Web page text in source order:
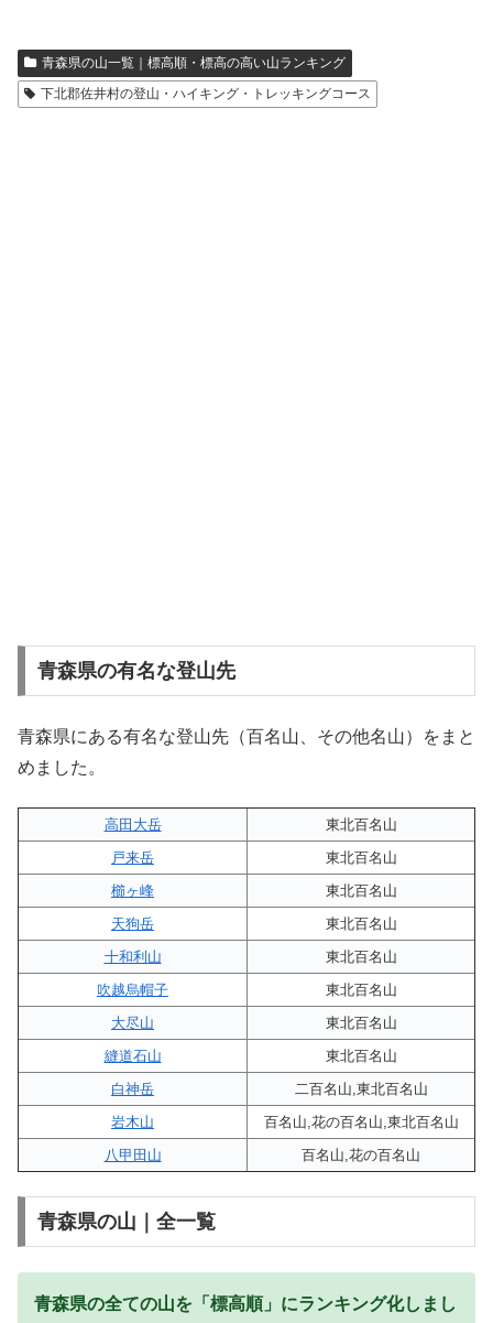
青森県の山一覧｜標高順・標高の高い山ランキング
下北郡佐井村の登山・ハイキング・トレッキングコース
青森県の有名な登山先
青森県にある有名な登山先（百名山、その他名山）をまと
めました。
高田大岳
東北百名山
戸来岳
東北百名山
櫛ヶ峰
東北百名山
天狗岳
東北百名山
十和利山
東北百名山
吹越烏帽子
東北百名山
大尽山
東北百名山
縫道石山
東北百名山
白神岳
二百名山,東北百名山
岩木山
百名山,花の百名山,東北百名山
八甲田山
百名山,花の百名山
青森県の山｜全一覧
青森県の全ての山を「標高順」にランキング化しまし